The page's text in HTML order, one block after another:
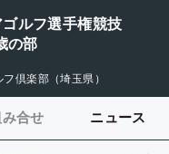
ルフ選手権競技
の部
倶楽部（埼玉県）
合せ ニュース